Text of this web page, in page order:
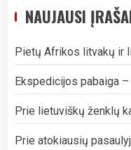
NAUJAUSI
Pietų Afrikos litvakų ir
Ekspedicijos pabaiga –
Prie lietuviškų ženklų
Prie atokiausių